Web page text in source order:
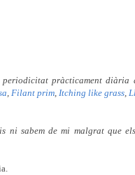
pràcticament diària
, Filant prim, Itching like grass,
ni sabem de mi malgrat que